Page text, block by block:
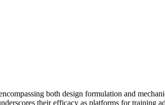
both design formulation and
their efficacy as platforms for training